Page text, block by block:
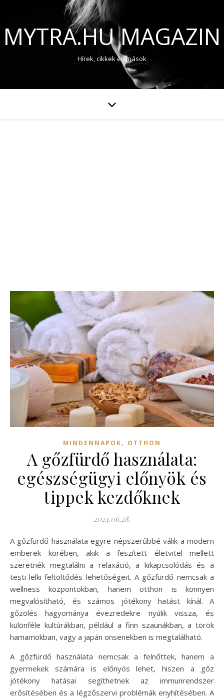
MYTRA.HU MAGAZIN
Hírek, cikkek és mások
MINDENNAPOK, OTTHON
A gőzfürdő használata:
egészségügyi előnyök és
tippek kezdőknek
2024.06.28.
A gőzfürdő használata egyre népszerűbbé válik a modern
emberek körében, akik a feszített életvitel mellett
szeretnék megtalálni a relaxáció, a kikapcsolódás és a
testi-lelki feltöltődés lehetőségeit. A gőzfürdő nemcsak a
wellness központokban, hanem otthon is könnyen
megvalósítható, és számos jótékony hatást kínál. A
gőzölés hagyománya évezredekre nyúlik vissza, és
különféle kultúrákban, például a finn szaunákban, a török
hamamokban, vagy a japán onsenekben is megtalálható.
A gőzfürdő használata nemcsak a felnőttek, hanem a
gyermekek számára is előnyös lehet, hiszen a gőz
jótékony hatásai segíthetnek az immunrendszer
erősítésében és a légzőszervi problémák enyhítésében. A